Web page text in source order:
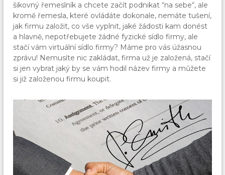
šikovný řemeslník a chcete začít podnikat “na sebe“, ale
kromě řemesla, které ovládáte dokonale, nemáte tušení,
jak firmu založit, co vše vyplnit, jaké žádosti kam donést
a hlavně, nepotřebujete žádné fyzické sídlo firmy, ale
stačí vám virtuální sídlo firmy? Máme pro vás úžasnou
zprávu! Nemusíte nic zakládat, firma už je založená, stačí
si jen vybrat jaký by se vám hodil název firmy a můžete
si již založenou firmu koupit.